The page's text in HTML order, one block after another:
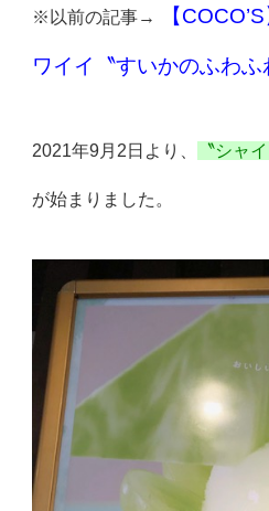
※以前の記事→ 【
ワイイ〝すいかのふわふ
2021年9月2日より、 〝シャ
が始まりました。